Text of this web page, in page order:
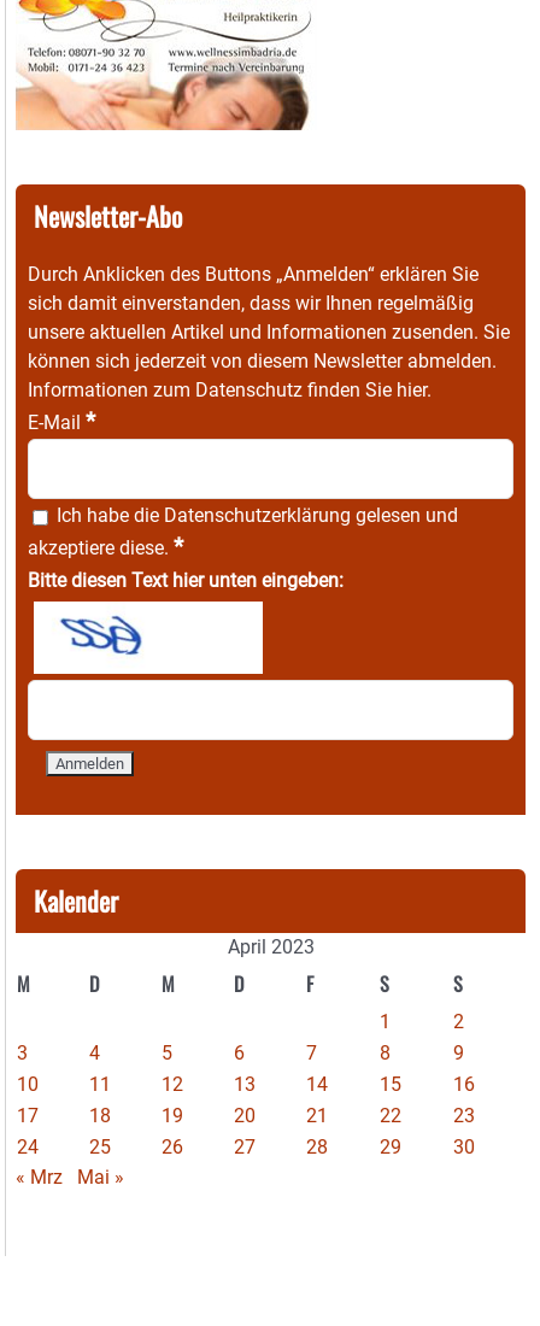
Newsletter-Abo
Durch Anklicken des Buttons „Anmelden“ erklären Sie
sich damit einverstanden, dass wir Ihnen regelmäßig
unsere aktuellen Artikel und Informationen zusenden. Sie
können sich jederzeit von diesem Newsletter abmelden.
Informationen zum Datenschutz finden Sie hier.
E-Mail *
Ich habe die Datenschutzerklärung gelesen und
akzeptiere diese. *
Bitte diesen Text hier unten eingeben:
Kalender
April 2023
M D M D F S S
1
2
3
4 5 6 7 8
9
10
11 12 13 14 15
16
17
18 19 20 21 22
23
24
25 26 27 28 29
30
« Mrz
Mai »